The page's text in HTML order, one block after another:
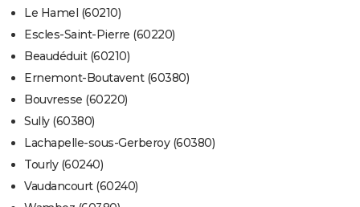
Le Hamel (60210)
Escles-Saint-Pierre (60220)
Beaudéduit (60210)
Ernemont-Boutavent (60380)
Bouvresse (60220)
Sully (60380)
Lachapelle-sous-Gerberoy (60380)
Tourly (60240)
Vaudancourt (60240)